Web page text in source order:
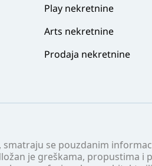
se pouzdanim
je greškama, propustima i
Play nekretnine
Arts nekretnine
Prodaja nekretnine